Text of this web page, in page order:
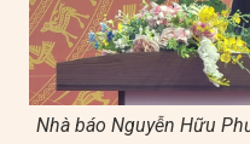
Nhà báo Nguyễn Hữu